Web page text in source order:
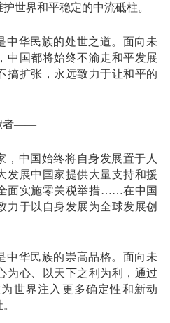
世界和平稳定的中流砥柱。
中华民族的处世之道。面向未
中国都将始终不渝走和平发展
搞扩张，永远致力于让和平的
者——
，中国始终将自身发展置于人
发展中国家提供大量支持和援
面实施零关税举措……在中国
力于以自身发展为全球发展创
中华民族的崇高品格。面向未
为心、以天下之利为利，通过
世界注入更多确定性和新动